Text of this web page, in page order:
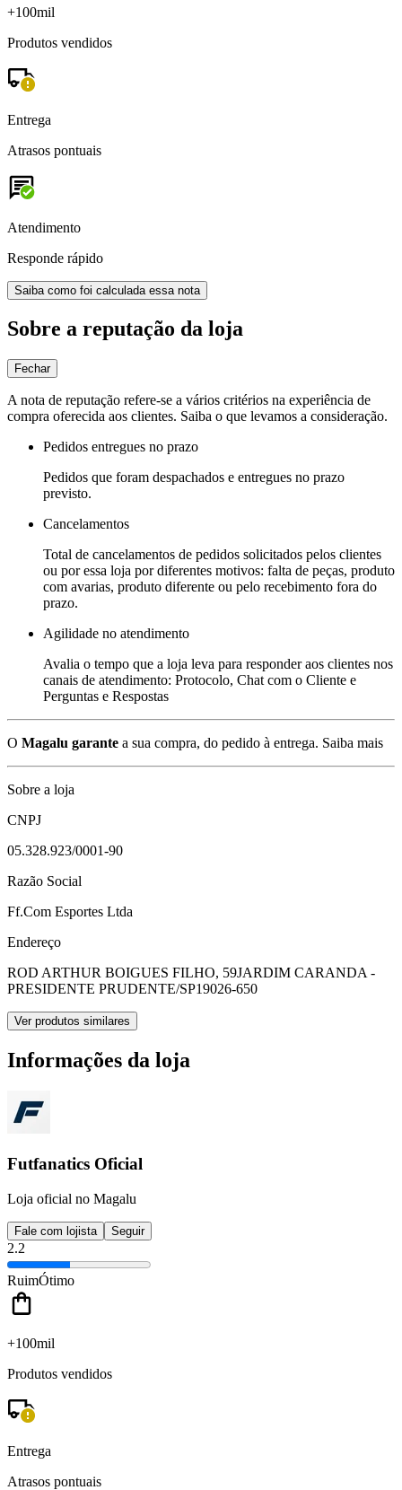
+100mil
Produtos vendidos
Entrega
Atrasos pontuais
Atendimento
Responde rápido
Saiba como foi calculada essa nota
Sobre a reputação da loja
Fechar
A nota de reputação refere-se a vários critérios na experiência de
compra oferecida aos clientes. Saiba o que levamos a consideração.
Pedidos entregues no prazo
Pedidos que foram despachados e entregues no prazo
previsto.
Cancelamentos
Total de cancelamentos de pedidos solicitados pelos clientes
ou por essa loja por diferentes motivos: falta de peças, produto
com avarias, produto diferente ou pelo recebimento fora do
prazo.
Agilidade no atendimento
Avalia o tempo que a loja leva para responder aos clientes nos
canais de atendimento: Protocolo, Chat com o Cliente e
Perguntas e Respostas
O Magalu garante a sua compra, do pedido à entrega. Saiba mais
Sobre a loja
CNPJ
05.328.923/0001-90
Razão Social
Ff.Com Esportes Ltda
Endereço
ROD ARTHUR BOIGUES FILHO, 59JARDIM CARANDA -
PRESIDENTE PRUDENTE/SP19026-650
Ver produtos similares
Informações da loja
Futfanatics Oficial
Loja oficial no Magalu
Fale com lojista Seguir
2.2
RuimÓtimo
+100mil
Produtos vendidos
Entrega
Atrasos pontuais